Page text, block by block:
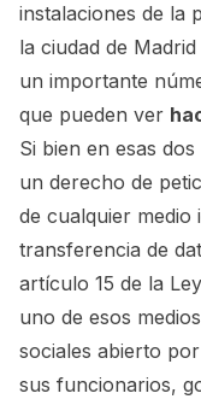
instalaciones de la
la ciudad de
un importante
que pueden ver
Si bien en esas
un derecho de
de cualquier
transferencia de
artículo 15 de la
uno de esos
sociales abierto
sus funcionarios,